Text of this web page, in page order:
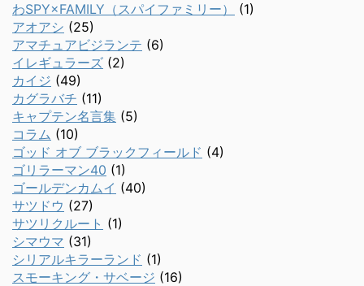
わSPY×FAMILY（スパイファミリー）
(1)
アオアシ (25)
アマチュアビジランテ (6)
イレギュラーズ (2)
カイジ (49)
カグラバチ (11)
キャプテン名言集 (5)
コラム (10)
ゴッド オブ ブラックフィールド (4)
ゴリラーマン40 (1)
ゴールデンカムイ (40)
サツドウ (27)
サツリクルート (1)
シマウマ (31)
シリアルキラーランド (1)
スモーキング・サベージ (16)